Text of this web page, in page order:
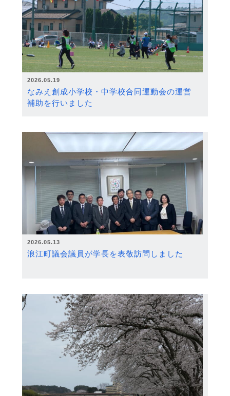
2026.05.19
なみえ創成小学校・中学校合同運動会の運営
補助を行いました
2026.05.13
浪江町議会議員が学長を表敬訪問しました